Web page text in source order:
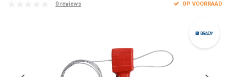
0 reviews OP VOORRAAD